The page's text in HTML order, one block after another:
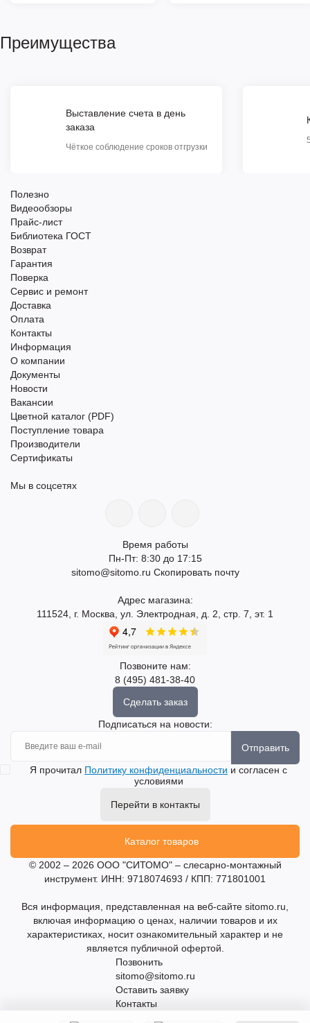
Преимущества
Выставление счета в день
заказа
Чёткое соблюдение сроков отгрузки
Полезно
Видеообзоры
Прайс-лист
Библиотека ГОСТ
Возврат
Гарантия
Поверка
Сервис и ремонт
Доставка
Оплата
Контакты
Информация
О компании
Документы
Новости
Вакансии
Цветной каталог (PDF)
Поступление товара
Производители
Сертификаты
Мы в соцсетях
Время работы
Пн-Пт: 8:30 до 17:15
sitomo@sitomo.ru Скопировать почту
Адрес магазина:
111524, г. Москва, ул. Электродная, д. 2, стр. 7, эт. 1
Позвоните нам:
8 (495) 481-38-40
Сделать заказ
Подписаться на новости:
Отправить
Я прочитал Политику конфиденциальности и согласен с
условиями
Перейти в контакты
Каталог товаров
© 2002 – 2026 ООО "СИТОМО" – слесарно-монтажный
инструмент. ИНН: 9718074693 / КПП: 771801001
Вся информация, представленная на веб-сайте sitomo.ru,
включая информацию о ценах, наличии товаров и их
характеристиках, носит ознакомительный характер и не
является публичной офертой.
Позвонить
sitomo@sitomo.ru
Оставить заявку
Контакты